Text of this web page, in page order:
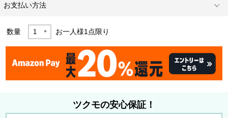
お支払い方法
数量 お一人様1点限り
ツクモの安心保証！